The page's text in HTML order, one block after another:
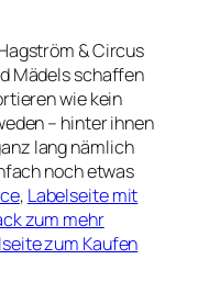
& Circus
Mädels schaffen
wie kein
– hinter ihnen
lang nämlich
noch etwas
, Labelseite mit
zum mehr
zum Kaufen